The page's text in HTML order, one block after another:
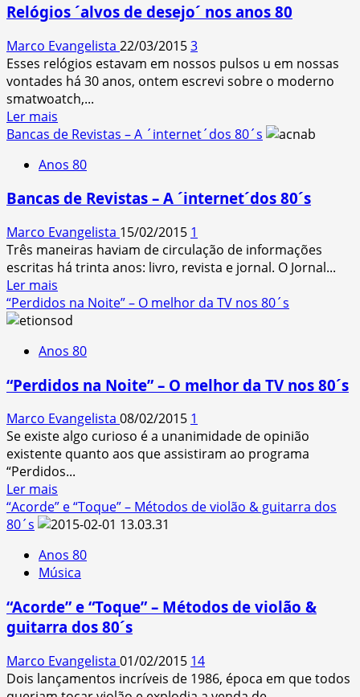
fases
Rock
Nacional
nos
80
´s
Relógios ´alvos de desejo´ nos anos 80
Marco Evangelista 22/03/20153
Esses relógios estavam em nossos pulsos u em nossas
vontades há 30 anos, ontem escrevi sobre o moderno
smatwoatch,...
Ler mais
more
Relógios
de
´
nos
anos
80
Bancas de Revistas – A ´internet´dos 80´s
Anos 80
Bancas de Revistas – A ´internet´dos 80´s
Marco Evangelista 15/02/2015 1
Três maneiras haviam de circulação de informações
escritas há trinta anos: livro, revista e jornal. O Jornal...
Ler mais
more
about
de
–
´internet
´dos
80
´s
“Perdidos na Noite” – O melhor da TV nos 80´s
Anos 80
“Perdidos na Noite” – O melhor da TV nos 80´s
Marco Evangelista 08/02/2015 1
Se existe algo curioso é a unanimidade de opinião
existente quanto aos que assistiram ao programa
“Perdidos...
Ler mais
more
about
na
Noite”
O
melhor
TV
nos
“Acorde” e “Toque” – Métodos de violão & guitarra dos
80´s
Anos 80
Música
“Acorde” e “Toque” – Métodos de violão &
guitarra dos 80´s
Marco Evangelista 01/02/2015 14
Dois lançamentos incríveis de 1986, época em que todos